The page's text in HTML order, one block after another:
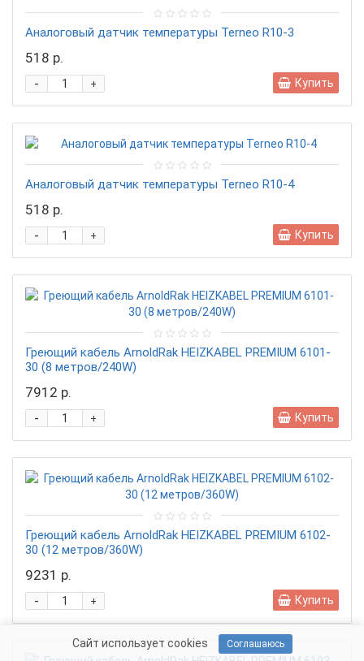
Аналоговый датчик температуры Terneo R10-3
518 р.
+
- Купить
Аналоговый датчик температуры Terneo R10-4
518 р.
+
- Купить
Греющий кабель ArnoldRak HEIZKABEL PREMIUM 6101-
30 (8 метров/240W)
7912 р.
+
- Купить
Греющий кабель ArnoldRak HEIZKABEL PREMIUM 6102-
30 (12 метров/360W)
9231 р.
+
- Купить
Сайт использует cookies Соглашаюсь